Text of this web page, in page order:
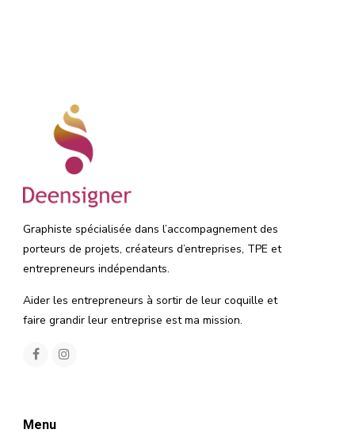
Graphiste spécialisée dans l’accompagnement des
porteurs de projets, créateurs d’entreprises, TPE et
entrepreneurs indépendants.
Aider les entrepreneurs à sortir de leur coquille et
faire grandir leur entreprise est ma mission.
Menu